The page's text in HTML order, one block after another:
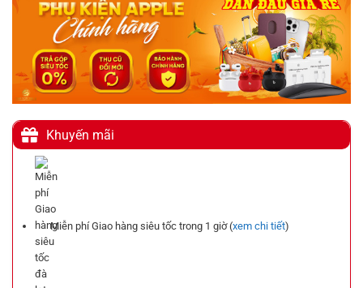
Khuyến mãi
Miễn phí Giao hàng siêu tốc trong 1 giờ (xem chi tiết)